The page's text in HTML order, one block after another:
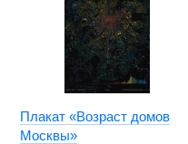
Плакат «Возраст домов
Москвы»